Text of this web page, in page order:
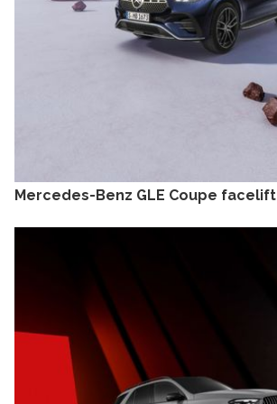
Mercedes-Benz GLE Coupe facelift